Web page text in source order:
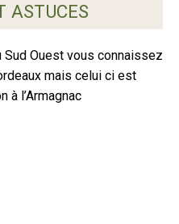
ASTUCES
Ouest vous connaissez
mais celui ci est
à l’Armagnac